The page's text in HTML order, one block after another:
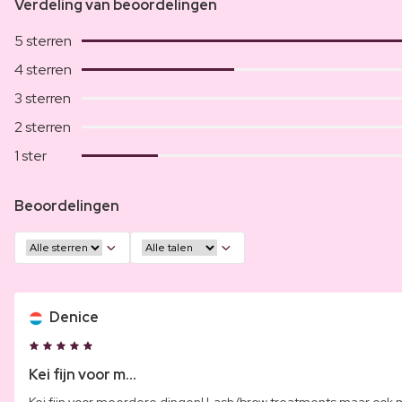
Verdeling van beoordelingen
5 sterren
4 sterren
3 sterren
2 sterren
1 ster
Beoordelingen
Denice
Kei fijn voor m...